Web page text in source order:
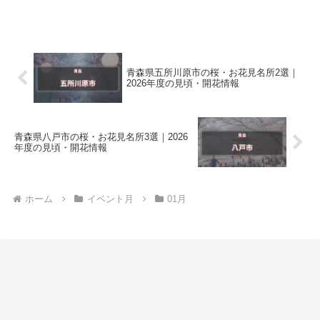
青森県五所川原市の桜・お花見名所2選｜
2026年度の見頃・開花情報
青森県八戸市の桜・お花見名所3選｜2026
年度の見頃・開花情報
ホーム イベント月 01月